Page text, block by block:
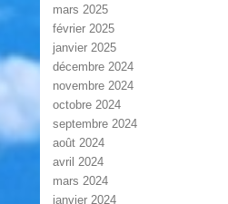
mars 2025
février 2025
janvier 2025
décembre 2024
novembre 2024
octobre 2024
septembre 2024
août 2024
avril 2024
mars 2024
janvier 2024